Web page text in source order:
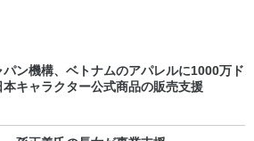
パン機構、ベトナムのアパレルに1000万ド
キャラクター公式商品の販売支援